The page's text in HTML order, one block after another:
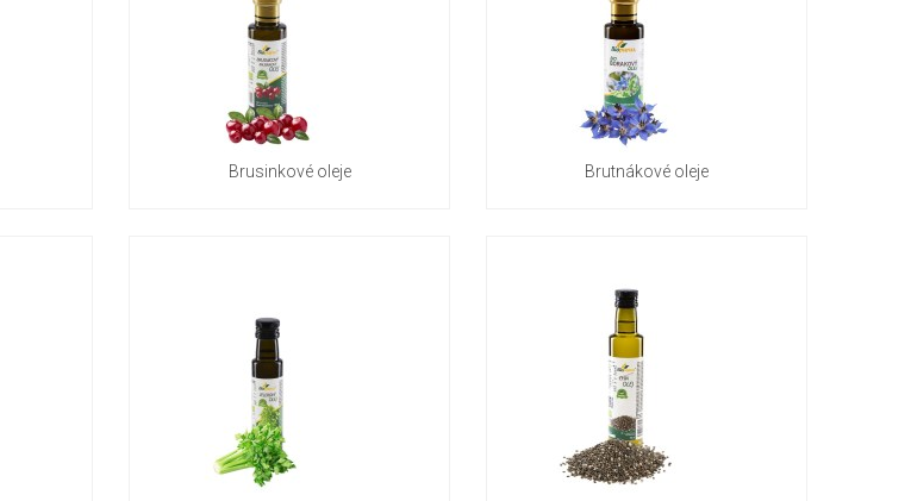
Brusinkové oleje Brutnákové oleje